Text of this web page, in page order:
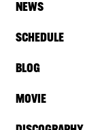
NEWS
SCHEDULE
BLOG
MOVIE